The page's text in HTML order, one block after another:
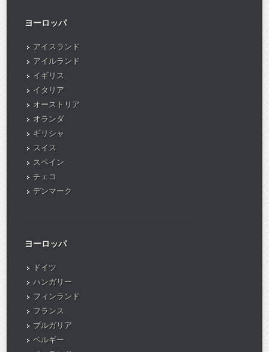
ヨーロッパ
アイスランド
アイルランド
イギリス
イタリア
オーストリア
オランダ
ギリシャ
スイス
スペイン
チェコ
デンマーク
ヨーロッパ
ドイツ
ハンガリー
フィンランド
フランス
ブルガリア
ベルギー